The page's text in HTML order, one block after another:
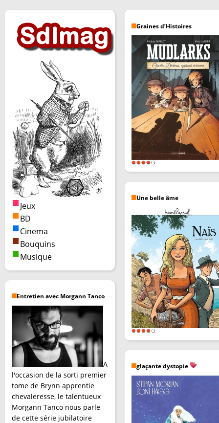
Jeux
BD
Cinema
Bouquins
Musique
Entretien avec Morgann Tanco
A
l'occasion de la sorti premier
tome de Brynn apprentie
chevaleresse, le talentueux
Morgann Tanco nous parle
de cette série jubilatoire
Graines d’Histoires
Une belle âme
glaçante dystopie